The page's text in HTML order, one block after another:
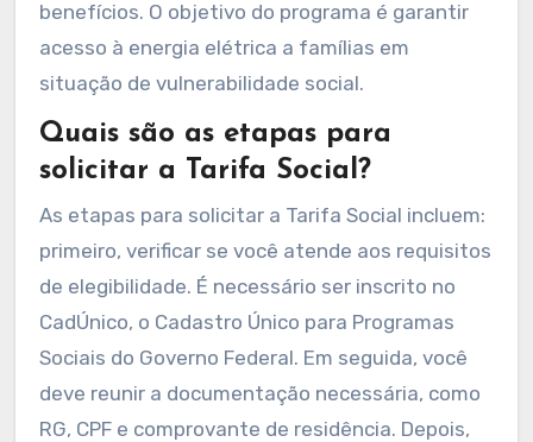
benefícios. O objetivo do programa é garantir
acesso à energia elétrica a famílias em
situação de vulnerabilidade social.
Quais são as etapas para
solicitar a Tarifa Social?
As etapas para solicitar a Tarifa Social incluem:
primeiro, verificar se você atende aos requisitos
de elegibilidade. É necessário ser inscrito no
CadÚnico, o Cadastro Único para Programas
Sociais do Governo Federal. Em seguida, você
deve reunir a documentação necessária, como
RG, CPF e comprovante de residência. Depois,